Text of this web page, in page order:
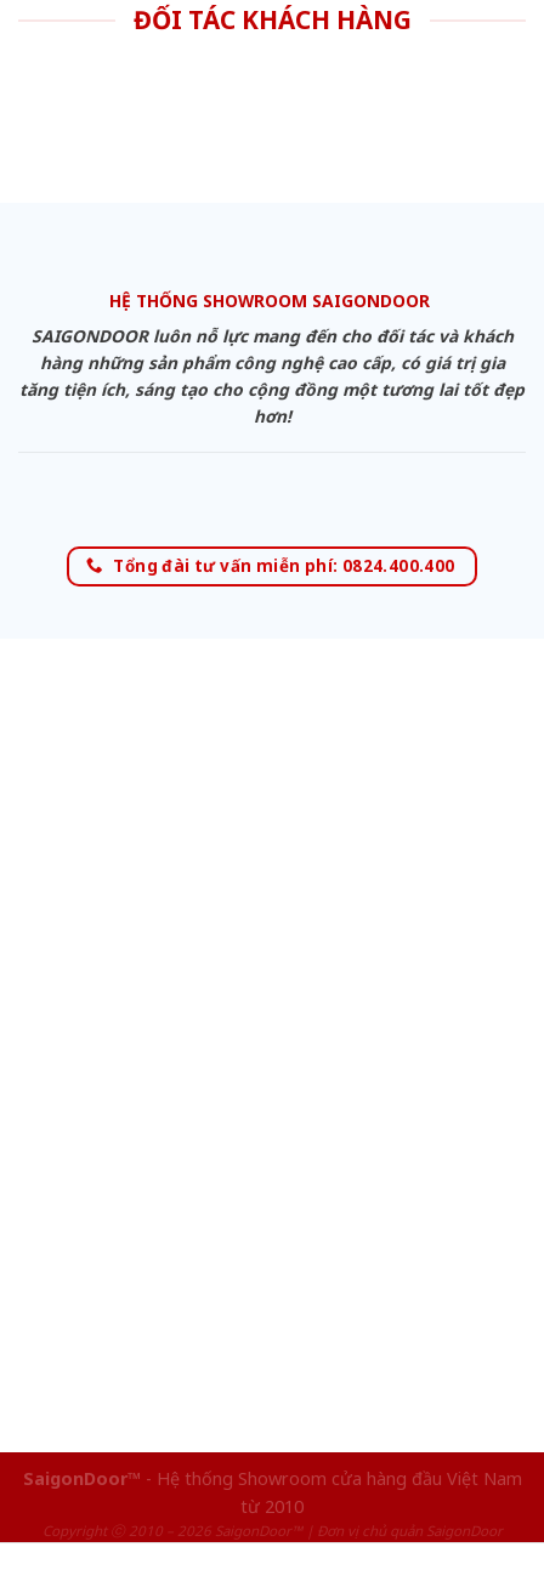
ĐỐI TÁC KHÁCH HÀNG
HỆ THỐNG SHOWROOM SAIGONDOOR
SAIGONDOOR luôn nỗ lực mang đến cho đối tác và khách
hàng những sản phẩm công nghệ cao cấp, có giá trị gia
tăng tiện ích, sáng tạo cho cộng đồng một tương lai tốt đẹp
hơn!
Tổng đài tư vấn miễn phí: 0824.400.400
SaigonDoor™ - Hệ thống Showroom cửa hàng đầu Việt Nam
từ 2010
Copyright ⓒ 2010 – 2026 SaigonDoor™ | Đơn vị chủ quản SaigonDoor